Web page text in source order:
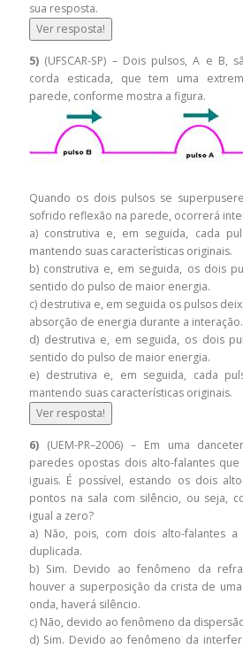
sua resposta.
Ver resposta!
5) (UFSCAR-SP) – Dois pulsos, A e B,
corda esticada, que tem uma
parede, conforme mostra a figura.
Quando os dois pulsos se
sofrido reflexão na parede, ocorrerá
a) construtiva e, em seguida, cada
mantendo suas características originais.
b) construtiva e, em seguida, os dois
sentido do pulso de maior energia.
c) destrutiva e, em seguida os pulsos
absorção de energia durante a interação.
d) destrutiva e, em seguida, os dois
sentido do pulso de maior energia.
e) destrutiva e, em seguida, cada
mantendo suas características originais.
Ver resposta!
6) (UEM-PR–2006) – Em uma
paredes opostas dois alto-falantes
iguais. É possível, estando os dois
pontos na sala com silêncio, ou seja,
igual a zero?
a) Não, pois, com dois alto-falantes
duplicada.
b) Sim. Devido ao fenômeno da
houver a superposição da crista de
onda, haverá silêncio.
c) Não, devido ao fenômeno da
d) Sim. Devido ao fenômeno da